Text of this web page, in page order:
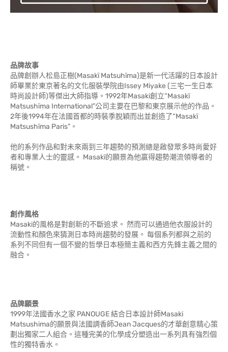
品牌故事
品牌創辦人松島正樹(Masakï Matsuhïma)是新一代活躍的日本設計
師畢業於東京著名的文化服裝學院由Issey Miyake (三宅一生日本
時尚設計師)等傑出大師指導。1992年Masaki創立“Masakï
Matsushïma International”公司主要在巴黎和東京展示他的作品。
2年後1994年在法國首都的時裝季脫穎而出並創造了“Masakï
Matsushïma Paris”。
他的系列作品和對未來兩到三年趨勢的預測總是啟發眾多時尚愛好
者和專業人士的靈感。 Masakï的願景為他贏得趨勢潮流領導者的
稱號。
創作風格
Masaki的風格是對創新的不斷追求。 然而可以通過他衣服設計的
流動性和顏色來猜測日本時尚趨勢的發展。 每個系列都與之前的
系列不同但有一個不變的哲學日本極簡主義和西方先鋒主義之間的
融合。
品牌願景
1999年法國香水之家 PANOUGE 結合日本設計師Masaki
Matsushima的願景與法國調香師Jean Jacques的才華創意精心策
劃出獨家二人組合。這種完美的化學成分塑造出一系列具有強烈個
性的獨特香水。